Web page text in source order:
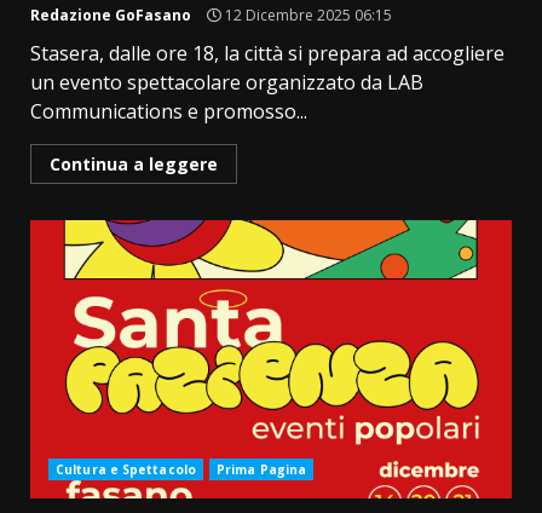
Redazione GoFasano 12 Dicembre 2025 06:15
Stasera, dalle ore 18, la città si prepara ad accogliere
un evento spettacolare organizzato da LAB
Communications e promosso...
Continua a leggere
Cultura e Spettacolo Prima Pagina